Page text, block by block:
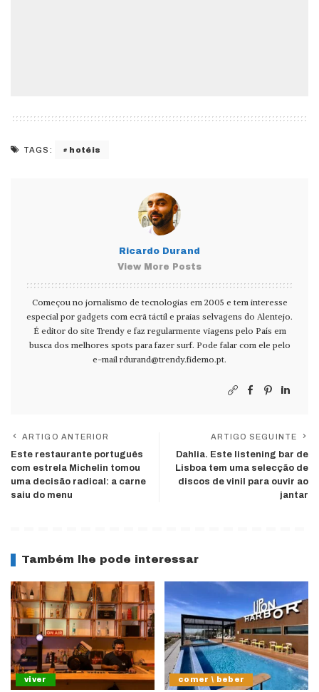
TAGS: hotéis
Ricardo Durand
View More Posts
Começou no jornalismo de tecnologias em 2005 e tem interesse
especial por gadgets com ecrã táctil e praias selvagens do Alentejo.
É editor do site Trendy e faz regularmente viagens pelo País em
busca dos melhores spots para fazer surf. Pode falar com ele pelo
e-mail rdurand@trendy.fidemo.pt.
ARTIGO ANTERIOR
Este restaurante português
com estrela Michelin tomou
uma decisão radical: a carne
saiu do menu
ARTIGO SEGUINTE
Dahlia. Este listening bar de
Lisboa tem uma selecção de
discos de vinil para ouvir ao
jantar
Também lhe pode interessar
viver comer \ beber